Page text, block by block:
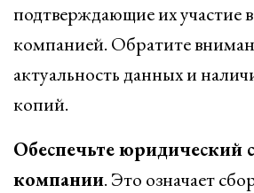
подтверждающие их участие
компанией. Обратите
актуальность данных и
копий.
Обеспечьте юридический
компании. Это означает